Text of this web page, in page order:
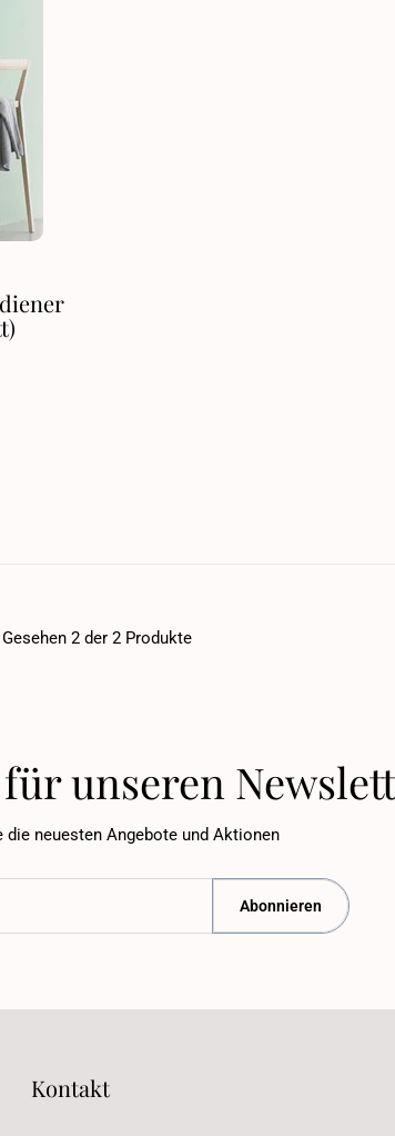
Gesehen 2 der 2 Produkte
unseren
die neuesten Angebote und Aktionen
Abonnieren
Kontakt